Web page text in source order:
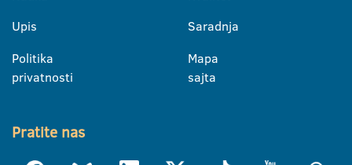
Upis
Politika
privatnosti
Saradnja
Mapa
sajta
Pratite nas